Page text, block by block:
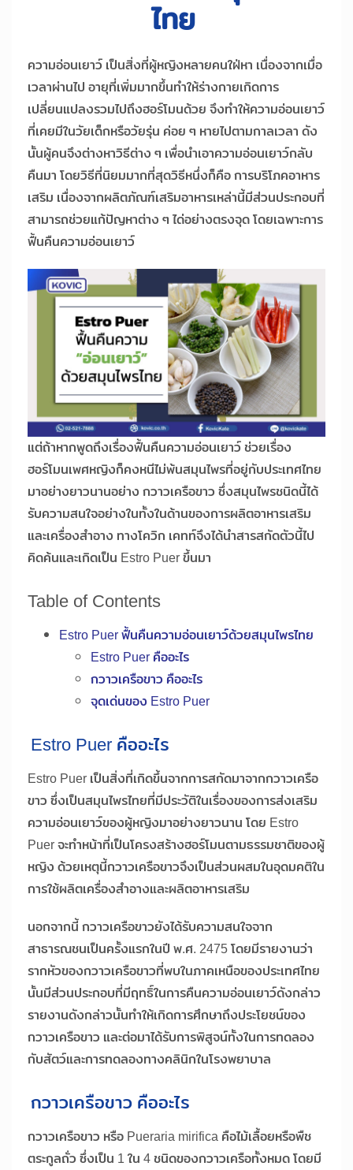
ไทย
ความอ่อนเยาว์ เป็นสิ่งที่ผู้หญิงหลายคนใฝ่หา เนื่องจากเมื่อ
เวลาผ่านไป อายุที่เพิ่มมากขึ้นทำให้ร่างกายเกิดการ
เปลี่ยนแปลงรวมไปถึงฮอร์โมนด้วย จึงทำให้ความอ่อนเยาว์
ที่เคยมีในวัยเด็กหรือวัยรุ่น ค่อย ๆ หายไปตามกาลเวลา ดัง
นั้นผู้คนจึงต่างหาวิธีต่าง ๆ เพื่อนำเอาความอ่อนเยาว์กลับ
คืนมา โดยวิธีที่นิยมมากที่สุดวิธีหนึ่งก็คือ การบริโภคอาหาร
เสริม เนื่องจากผลิตภัณฑ์เสริมอาหารเหล่านี้มีส่วนประกอบที่
สามารถช่วยแก้ปัญหาต่าง ๆ ได่อย่างตรงจุด โดยเฉพาะการ
ฟื้นคืนความอ่อนเยาว์
แต่ถ้าหากพูดถึงเรื่องฟื้นคืนความอ่อนเยาว์ ช่วยเรื่อง
ฮอร์โมนเพศหญิงก็คงหนีไม่พ้นสมุนไพรที่อยู่กับประเทศไทย
มาอย่างยาวนานอย่าง กวาวเครือขาว ซึ่งสมุนไพรชนิดนี้ได้
รับความสนใจอย่างในทั้งในด้านของการผลิตอาหารเสริม
และเครื่องสำอาง ทางโควิก เคทท์จึงได้นำสารสกัดตัวนี้ไป
คิดค้นและเกิดเป็น Estro Puer ขึ้นมา
Table of Contents
Estro Puer ฟื้นคืนความอ่อนเยาว์ด้วยสมุนไพรไทย
Estro Puer คืออะไร
กวาวเครือขาว คืออะไร
จุดเด่นของ Estro Puer
Estro Puer คืออะไร
Estro Puer เป็นสิ่งที่เกิดขึ้นจากการสกัดมาจากกวาวเครือ
ขาว ซึ่งเป็นสมุนไพรไทยที่มีประวัติในเรื่องของการส่งเสริม
ความอ่อนเยาว์ของผู้หญิงมาอย่างยาวนาน โดย Estro
Puer จะทำหน้าที่เป็นโครงสร้างฮอร์โมนตามธรรมชาติของผู้
หญิง ด้วยเหตุนี้กวาวเครือขาวจึงเป็นส่วนผสมในอุดมคติใน
การใช้ผลิตเครื่องสำอางและผลิตอาหารเสริม
นอกจากนี้ กวาวเครือขาวยังได้รับความสนใจจาก
สาธารณชนเป็นครั้งแรกในปี พ.ศ. 2475 โดยมีรายงานว่า
รากหัวของกวาวเครือขาวที่พบในภาคเหนือของประเทศไทย
นั้นมีส่วนประกอบที่มีฤทธิ์ในการคืนความอ่อนเยาว์ดังกล่าว
รายงานดังกล่าวนั้นทำให้เกิดการศึกษาถึงประโยชน์ของ
กวาวเครือขาว และต่อมาได้รับการพิสูจน์ทั้งในการทดลอง
กับสัตว์และการทดลองทางคลินิกในโรงพยาบาล
กวาวเครือขาว คืออะไร
กวาวเครือขาว หรือ Pueraria mirifica คือไม้เลื้อยหรือพืช
ตระกูลถั่ว ซึ่งเป็น 1 ใน 4 ชนิดของกวาวเครือทั้งหมด โดยมี